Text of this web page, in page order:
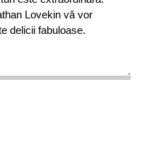
Lovekin vă vor
delicii fabuloase.